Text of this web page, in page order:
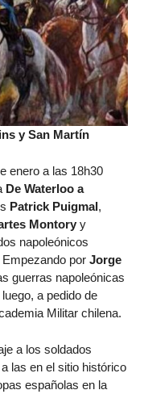
y San Martín
enero a las 18h30
De Waterloo a
Patrick Puigmal,
Montory y
napoleónicos
por Jorge
guerras napoleónicas
a pedido de
Militar chilena.
a los soldados
las en el sitio histórico
españolas en la